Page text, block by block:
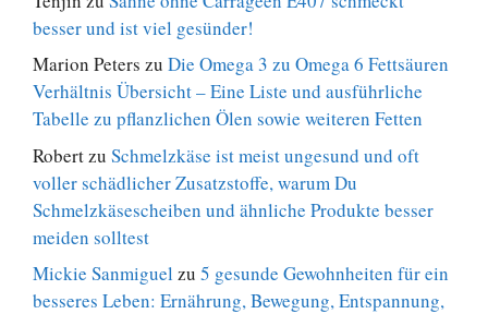
besser und ist viel gesünder!
Marion Peters zu Die Omega 3 zu Omega 6 Fettsäuren
Verhältnis Übersicht – Eine Liste und ausführliche
Tabelle zu pflanzlichen Ölen sowie weiteren Fetten
Robert zu Schmelzkäse ist meist ungesund und oft
voller schädlicher Zusatzstoffe, warum Du
Schmelzkäsescheiben und ähnliche Produkte besser
meiden solltest
Mickie Sanmiguel zu 5 gesunde Gewohnheiten für ein
besseres Leben: Ernährung, Bewegung, Entspannung,